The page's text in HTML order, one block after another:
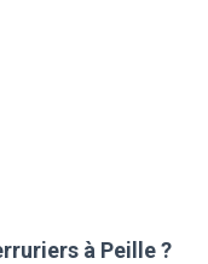
à Peille ?